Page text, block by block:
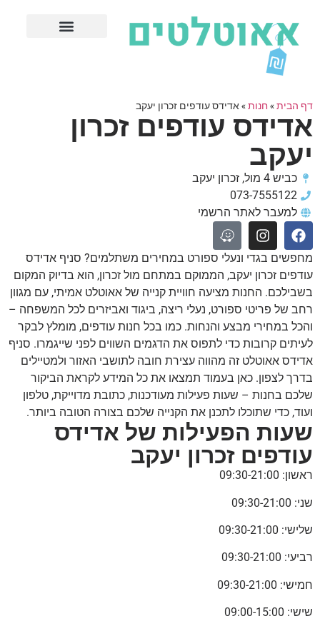
דף הבית» חנות»אדידס עודפים זכרון יעקב
אדידס עודפים זכרון
יעקב
כביש 4 מול, זכרון יעקב
073-7555122
למעבר לאתר הרשמי
מחפשים בגדי ונעלי ספורט במחירים משתלמים? סניף אדידס
עודפים זכרון יעקב, הממוקם במתחם מול זכרון, הוא בדיוק המקום
בשבילכם. החנות מציעה חוויית קנייה של אאוטלט אמיתי, עם מגוון
רחב של פריטי ספורט, נעלי ריצה, ביגוד ואביזרים לכל המשפחה –
והכל במחירי מבצע והנחות. כמו בכל חנות עודפים, מומלץ לבקר
לעיתים קרובות כדי לתפוס את הדגמים השווים לפני שייגמרו. סניף
אדידס אאוטלט זה מהווה עצירת חובה לתושבי האזור ולמטיילים
בדרך לצפון. כאן בעמוד תמצאו את כל המידע לקראת הביקור
שלכם בחנות – שעות פעילות מעודכנות, כתובת מדוייקת, טלפון
ועוד, כדי שתוכלו לתכנן את הקנייה שלכם בצורה הטובה ביותר.
שעות הפעילות של אדידס
עודפים זכרון יעקב
ראשון: 09:30-21:00
שני: 09:30-21:00
שלישי: 09:30-21:00
רביעי: 09:30-21:00
חמישי: 09:30-21:00
שישי: 09:00-15:00